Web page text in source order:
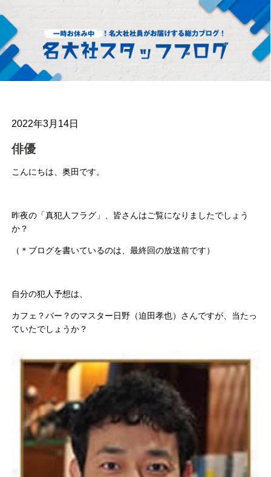
2022年3月14日
俳優
こんにちは、奥田です。
昨夜の「真犯人フラグ」、皆さんはご覧になりましたでしょう
か？
（＊ブログを書いているのは、最終回の放送前です）
自分の犯人予想は、
カフェ？バー？のマスター日野（迫田孝也）さんですが、当たっ
ていたでしょうか？